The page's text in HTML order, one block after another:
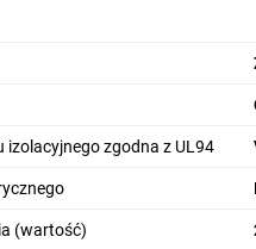
izolacyjnego zgodna z UL94
(wartość)